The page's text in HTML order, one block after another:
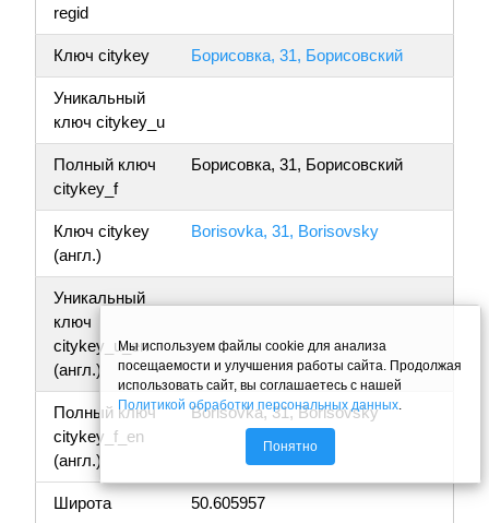
regid
Ключ citykey Борисовка, 31, Борисовский
Уникальный
ключ citykey_u
Полный ключ
citykey_f
Борисовка, 31, Борисовский
Ключ citykey
(англ.)
Borisovka, 31, Borisovsky
Уникальный
ключ
citykey_u_en
(англ.)
Полный ключ
citykey_f_en
(англ.)
Borisovka, 31, Borisovsky
Широта 50.605957
Мы используем файлы cookie для анализа
посещаемости и улучшения работы сайта. Продолжая
использовать сайт, вы соглашаетесь с нашей
Политикой обработки персональных данных.
Понятно